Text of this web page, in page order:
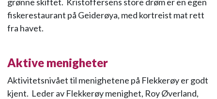
fiskerestaurant på Geiderøya, med kortreist mat rett
fra havet.
Aktive menigheter
Aktivitetsnivået til menighetene på Flekkerøy er godt
kjent. Leder av Flekkerøy menighet, Roy Øverland,